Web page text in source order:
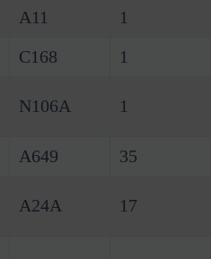
A11
1
C168 1
N106A 1
A649 35
A24A 17